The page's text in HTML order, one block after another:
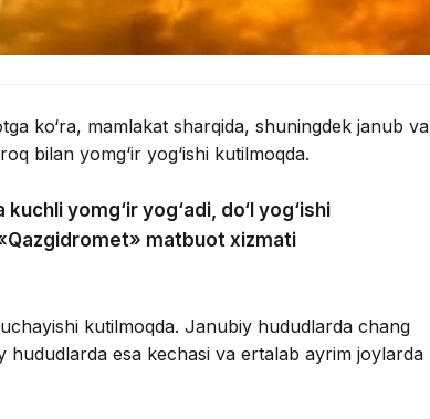
ko‘ra, mamlakat sharqida, shuningdek janub va
bilan yomg‘ir yog‘ishi kutilmoqda.
yomg‘ir yog‘adi, do‘l yog‘ishi
matbuot xizmati
kutilmoqda. Janubiy hududlarda chang
hududlarda esa kechasi va ertalab ayrim joylarda